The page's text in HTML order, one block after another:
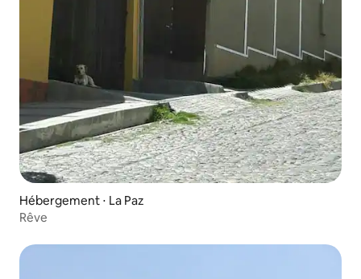
Hébergement ⋅ La Paz
Rêve